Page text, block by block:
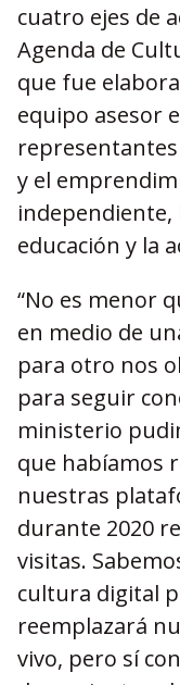
cuatro ejes de
Agenda de
que fue
equipo asesor
y el
independiente,
educación y la
“No es menor
en medio de
para otro nos
para seguir
ministerio
que habíamos
nuestras
durante 2020
visitas.
cultura digital
reemplazará
vivo, pero sí